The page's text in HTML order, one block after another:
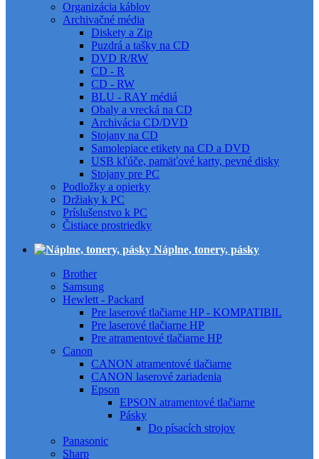
Organizácia káblov
Archivačné média
Diskety a Zip
Puzdrá a tašky na CD
DVD R/RW
CD - R
CD - RW
BLU - RAY médiá
Obaly a vrecká na CD
Archivácia CD/DVD
Stojany na CD
Samolepiace etikety na CD a DVD
USB kľúče, pamäťové karty, pevné disky
Stojany pre PC
Podložky a opierky
Držiaky k PC
Príslušenstvo k PC
Čistiace prostriedky
Náplne, tonery, pásky
Brother
Samsung
Hewlett - Packard
Pre laserové tlačiarne HP - KOMPATIBIL
Pre laserové tlačiarne HP
Pre atramentové tlačiarne HP
Canon
CANON atramentové tlačiarne
CANON laserové zariadenia
Epson
EPSON atramentové tlačiarne
Pásky
Do písacích strojov
Panasonic
Sharp